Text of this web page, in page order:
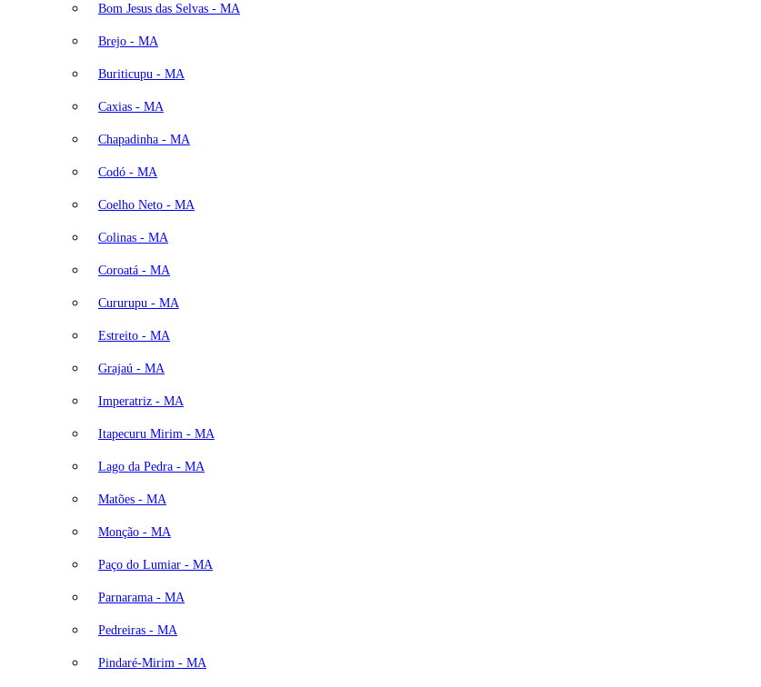
Bom Jesus das Selvas - MA
Brejo - MA
Buriticupu - MA
Caxias - MA
Chapadinha - MA
Codó - MA
Coelho Neto - MA
Colinas - MA
Coroatá - MA
Cururupu - MA
Estreito - MA
Grajaú - MA
Imperatriz - MA
Itapecuru Mirim - MA
Lago da Pedra - MA
Matões - MA
Monção - MA
Paço do Lumiar - MA
Parnarama - MA
Pedreiras - MA
Pindaré-Mirim - MA